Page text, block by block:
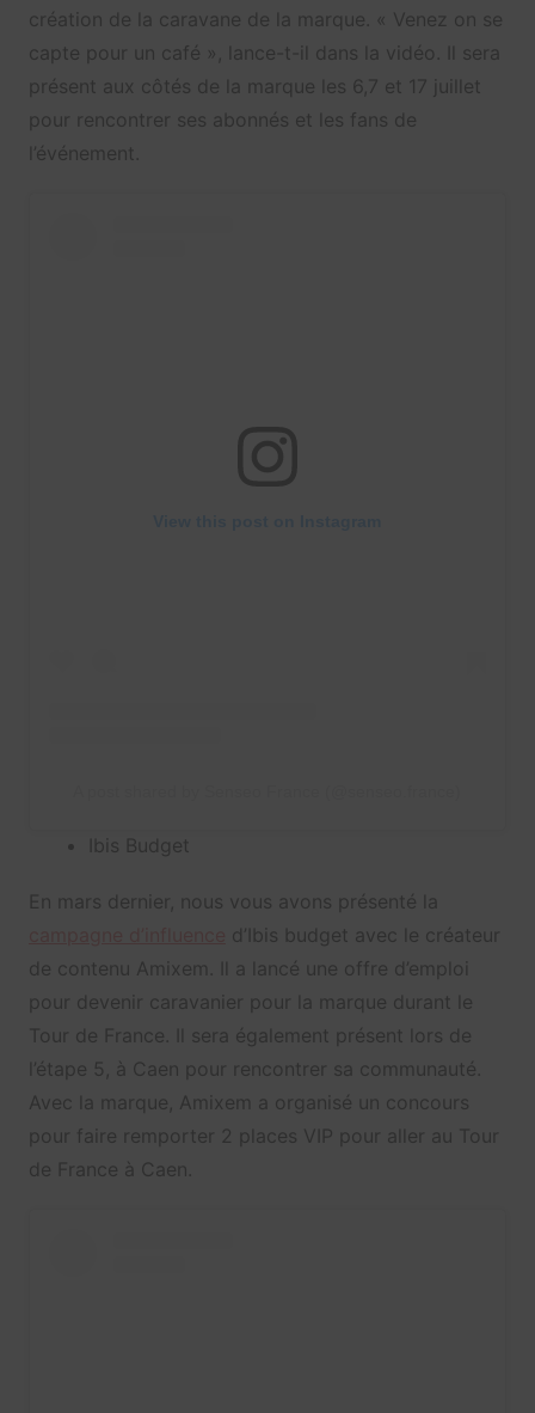
création de la caravane de la marque. « Venez on se
capte pour un café », lance-t-il dans la vidéo. Il sera
présent aux côtés de la marque les 6,7 et 17 juillet
pour rencontrer ses abonnés et les fans de
l’événement.
Ibis Budget
En mars dernier, nous vous avons présenté la
d’Ibis budget avec le créateur
de contenu Amixem. Il a lancé une offre d’emploi
pour devenir caravanier pour la marque durant le
Tour de France. Il sera également présent lors de
l’étape 5, à Caen pour rencontrer sa communauté.
Avec la marque, Amixem a organisé un concours
pour faire remporter 2 places VIP pour aller au Tour
de France à Caen.